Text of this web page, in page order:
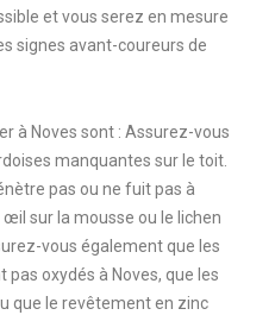
et vous serez en mesure
signes avant-coureurs de
à Noves sont : Assurez-vous
manquantes sur le toit.
pas ou ne fuit pas à
sur la mousse ou le lichen
vous également que les
oxydés à Noves, que les
que le revêtement en zinc